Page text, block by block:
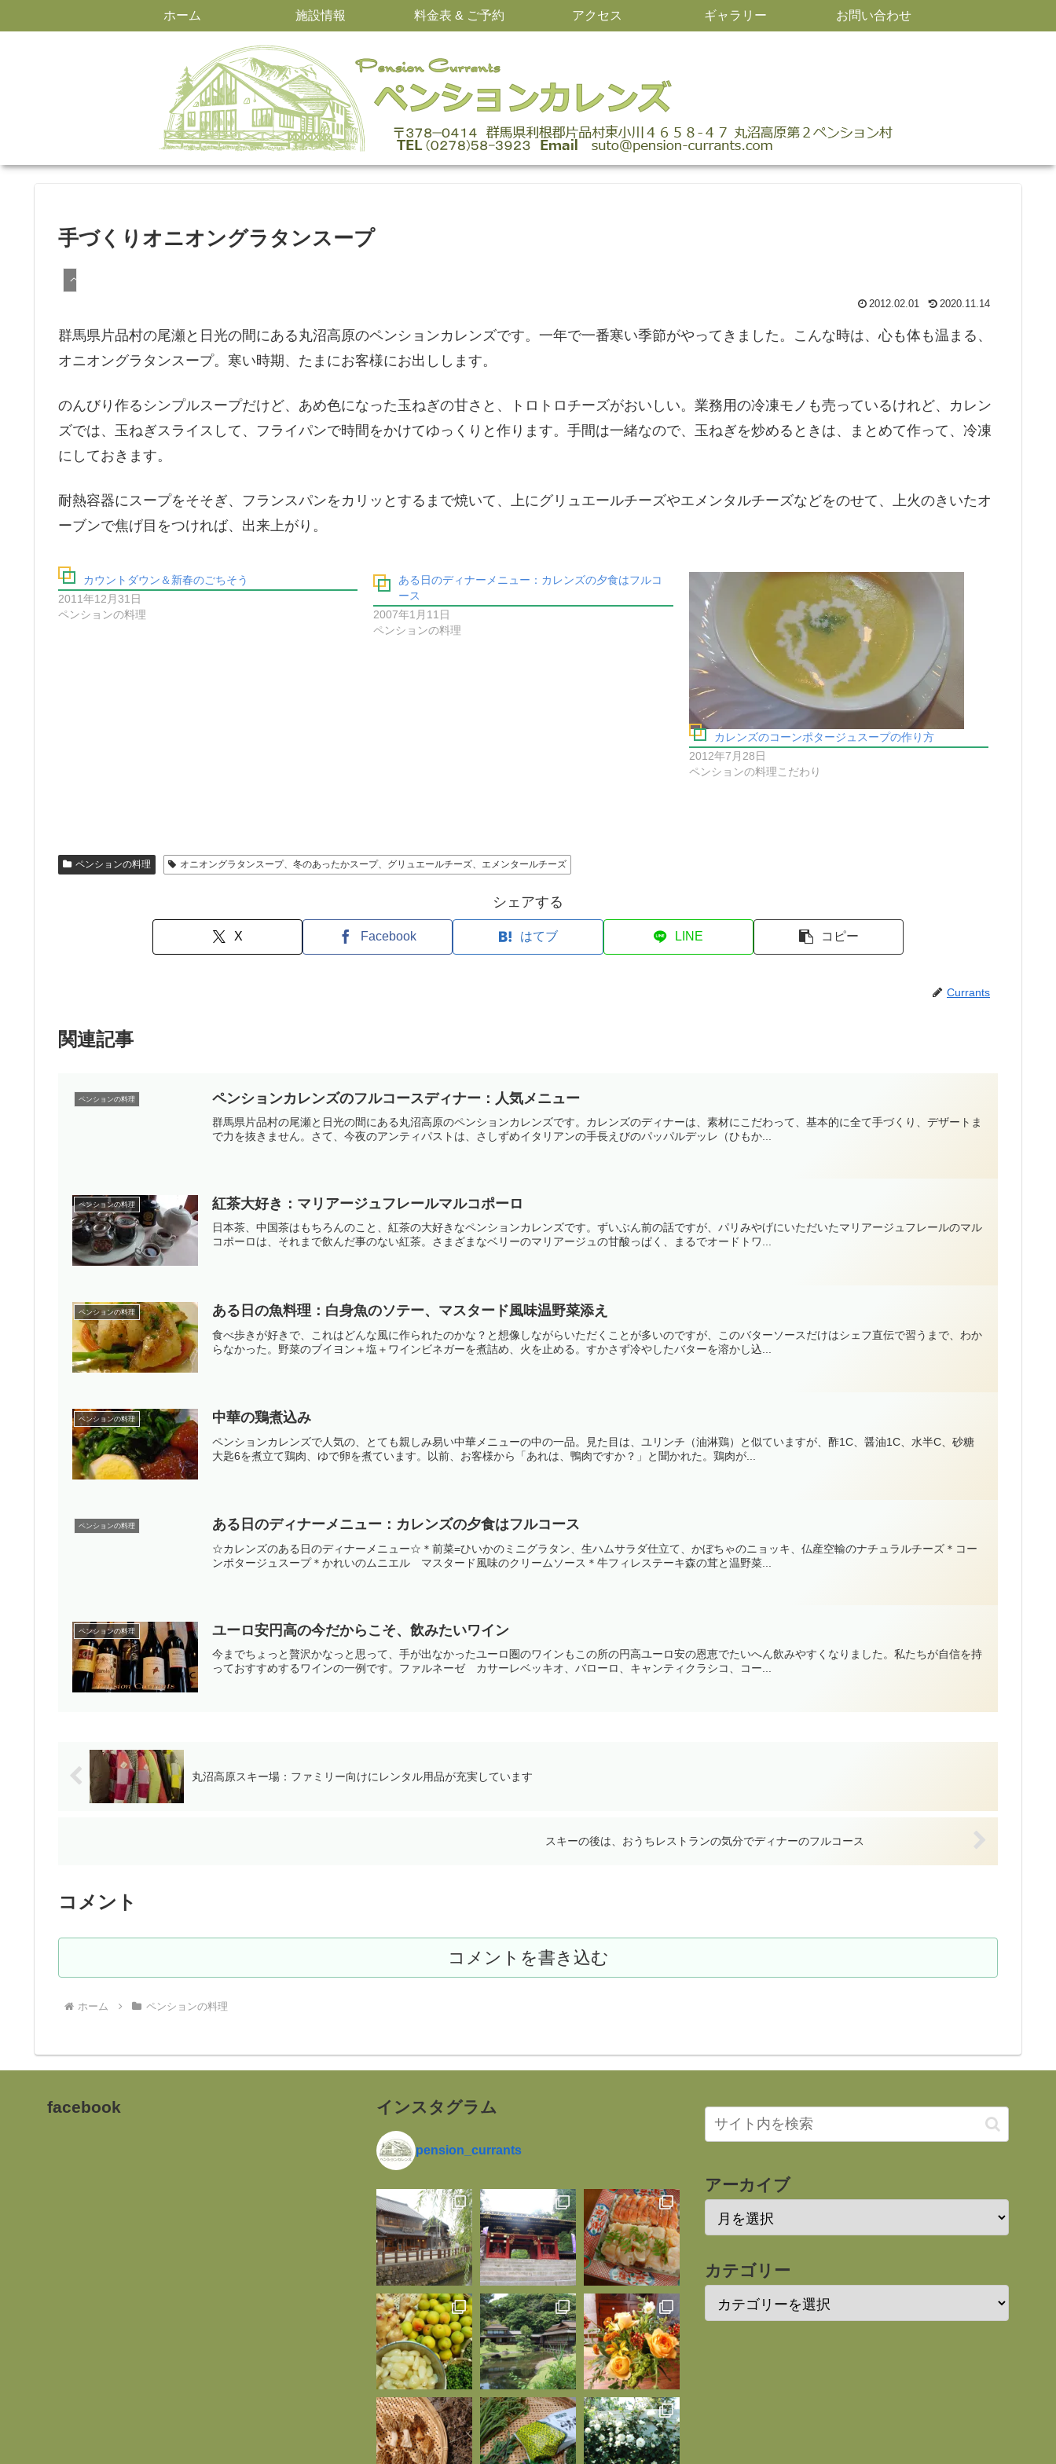
ホーム 施設情報 料金表 & ご予約 アクセス ギャラリー お問い合わせ
手づくりオニオングラタンスープ
ペンションの料理
2012.02.01 2020.11.14
群馬県片品村の尾瀬と日光の間にある丸沼高原のペンションカレンズです。一年で一番寒い季節がやってきました。こんな時は、心も体も温まる、
オニオングラタンスープ。寒い時期、たまにお客様にお出しします。
のんびり作るシンプルスープだけど、あめ色になった玉ねぎの甘さと、トロトロチーズがおいしい。業務用の冷凍モノも売っているけれど、カレン
ズでは、玉ねぎスライスして、フライパンで時間をかけてゆっくりと作ります。手間は一緒なので、玉ねぎを炒めるときは、まとめて作って、冷凍
にしておきます。
耐熱容器にスープをそそぎ、フランスパンをカリッとするまで焼いて、上にグリュエールチーズやエメンタルチーズなどをのせて、上火のきいたオ
ーブンで焦げ目をつければ、出来上がり。
カウントダウン＆新春のごちそう
2011年12月31日
ペンションの料理
ある日のディナーメニュー：カレンズの夕食はフルコ
ース
2007年1月11日
ペンションの料理
カレンズのコーンポタージュスープの作り方
2012年7月28日
ペンションの料理こだわり
ペンションの料理 オニオングラタンスープ、冬のあったかスープ、グリュエールチーズ、エメンタールチーズ
シェアする
X Facebook はてブ LINE コピー
Currants
関連記事
ペンションの料理 ペンションカレンズのフルコースディナー：人気メニュー
群馬県片品村の尾瀬と日光の間にある丸沼高原のペンションカレンズです。カレンズのディナーは、素材にこだわって、基本的に全て手づくり、デザートま
で力を抜きません。さて、今夜のアンティパストは、さしずめイタリアンの手長えびのパッパルデッレ（ひもか...
ペンションの料理 紅茶大好き：マリアージュフレールマルコポーロ
日本茶、中国茶はもちろんのこと、紅茶の大好きなペンションカレンズです。ずいぶん前の話ですが、パリみやげにいただいたマリアージュフレールのマル
コポーロは、それまで飲んだ事のない紅茶。さまざまなベリーのマリアージュの甘酸っぱく、まるでオードトワ...
ペンションの料理 ある日の魚料理：白身魚のソテー、マスタード風味温野菜添え
食べ歩きが好きで、これはどんな風に作られたのかな？と想像しながらいただくことが多いのですが、このバターソースだけはシェフ直伝で習うまで、わか
らなかった。野菜のブイヨン＋塩＋ワインビネガーを煮詰め、火を止める。すかさず冷やしたバターを溶かし込...
ペンションの料理 中華の鶏煮込み
ペンションカレンズで人気の、とても親しみ易い中華メニューの中の一品。見た目は、ユリンチ（油淋鶏）と似ていますが、酢1C、醤油1C、水半C、砂糖
大匙6を煮立て鶏肉、ゆで卵を煮ています。以前、お客様から「あれは、鴨肉ですか？」と聞かれた。鶏肉が...
ペンションの料理 ある日のディナーメニュー：カレンズの夕食はフルコース
☆カレンズのある日のディナーメニュー☆＊前菜=ひいかのミニグラタン、生ハムサラダ仕立て、かぼちゃのニョッキ、仏産空輸のナチュラルチーズ＊コー
ンポタージュスープ＊かれいのムニエル マスタード風味のクリームソース＊牛フィレステーキ森の茸と温野菜...
ペンションの料理 ユーロ安円高の今だからこそ、飲みたいワイン
今までちょっと贅沢かなっと思って、手が出なかったユーロ圏のワインもこの所の円高ユーロ安の恩恵でたいへん飲みやすくなりました。私たちが自信を持
っておすすめするワインの一例です。ファルネーゼ カサーレベッキオ、バローロ、キャンティクラシコ、コー...
丸沼高原スキー場：ファミリー向けにレンタル用品が充実しています
スキーの後は、おうちレストランの気分でディナーのフルコース
コメント
コメントを書き込む
ホーム ペンションの料理
facebook インスタグラム
pension_currants
アーカイブ
カテゴリー